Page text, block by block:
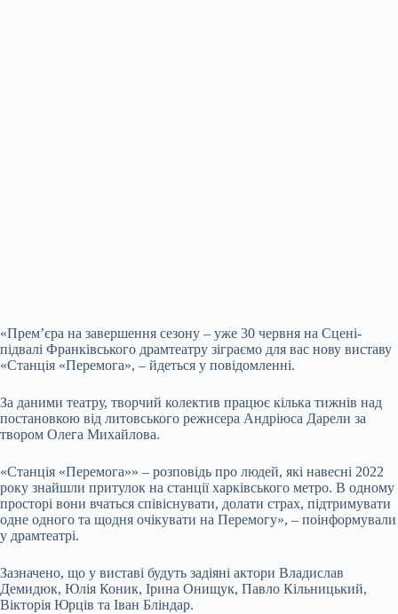
«Прем’єра на завершення сезону – уже 30 червня на Сцені-
підвалі Франківського драмтеатру зіграємо для вас нову виставу
«Станція «Перемога», – йдеться у повідомленні.
За даними театру, творчий колектив працює кілька тижнів над
постановкою від литовського режисера Андріюса Дарели за
твором Олега Михайлова.
«Станція «Перемога»» – розповідь про людей, які навесні 2022
року знайшли притулок на станції харківського метро. В одному
просторі вони вчаться співіснувати, долати страх, підтримувати
одне одного та щодня очікувати на Перемогу», – поінформували
у драмтеатрі.
Зазначено, що у виставі будуть задіяні актори Владислав
Демидюк, Юлія Коник, Ірина Онищук, Павло Кільницький,
Вікторія Юрців та Іван Бліндар.